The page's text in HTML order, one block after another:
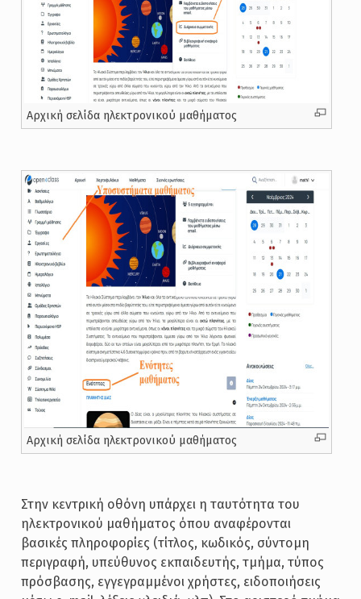
Αρχική σελίδα ηλεκτρονικού μαθήματος
Αρχική σελίδα ηλεκτρονικού μαθήματος
Στην κεντρική οθόνη υπάρχει η ταυτότητα του
ηλεκτρονικού μαθήματος όπου αναφέρονται
βασικές πληροφορίες (τίτλος, κωδικός, σύντομη
περιγραφή, υπεύθυνος εκπαιδευτής, τμήμα, τύπος
πρόσβασης, εγγεγραμμένοι χρήστες, ειδοποιήσεις